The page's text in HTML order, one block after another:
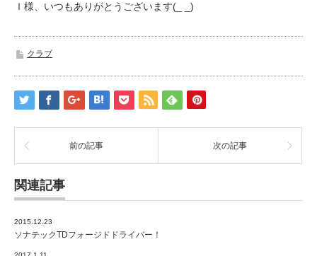
Ｉ様、いつもありがとうございます(_ _)
クラブ
前の記事 次の記事
関連記事
2015.12.23
ソナテックTDフォージドドライバー！